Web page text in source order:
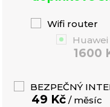
Wifi router
1600
BEZPEČNÝ
49 Kč/ měsíc